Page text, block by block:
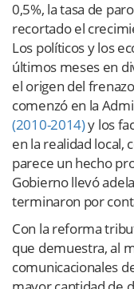
0,5%, la tasa de
recortado el
Los políticos y los
últimos meses en
el origen del
comenzó en la
(2010-2014)y los
en la realidad local,
parece un hecho
Gobierno llevó
terminaron por
Con la reforma
que demuestra, al
comunicacionales